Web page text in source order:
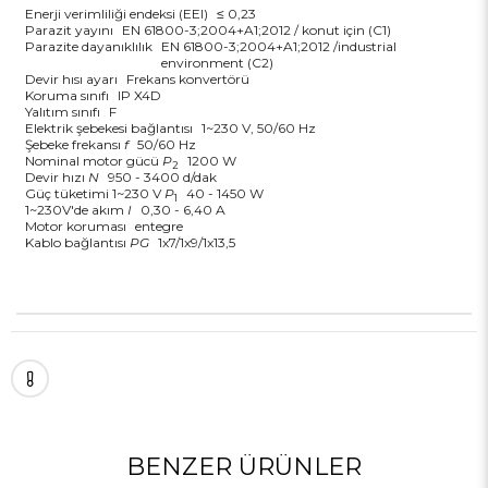
Enerji verimliliği endeksi (EEI) ≤ 0,23
Parazit yayını
EN 61800-3;2004+A1;2012 / konut için (C1)
Parazite dayanıklılık EN 61800-3;2004+A1;2012 /industrial
environment (C2)
Devir hısı ayarı
Frekans konvertörü
Koruma sınıfı
IP X4D
Yalıtım sınıfı
F
Elektrik şebekesi bağlantısı 1~230 V, 50/60 Hz
Şebeke frekansı f 50/60 Hz
Nominal motor gücü P2
1200 W
Devir hızı N 950 - 3400 d/dak
Güç tüketimi 1~230 VP1
40 - 1450 W
1~230V'de akım I 0,30 - 6,40 A
Motor koruması entegre
Kablo bağlantısı PG 1x7/1x9/1x13,5
BENZER ÜRÜNLER